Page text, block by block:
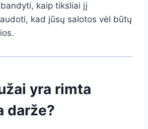
kaip tiksliai jį
kad jūsų salotos vėl būtų
yra rimta
darže?